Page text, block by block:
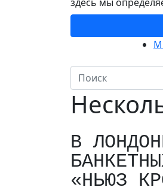
В
«НЬЮЗ